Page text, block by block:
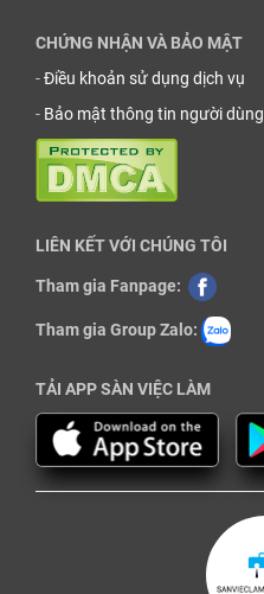
CHỨNG NHẬN VÀ BẢO MẬT
-Điều khoản sử dụng dịch vụ
- Bảo mật thông tin người dùng
LIÊN KẾT VỚI CHÚNG TÔI
Tham gia Fanpage:
Tham gia Group Zalo:
TẢI APP SÀN VIỆC LÀM